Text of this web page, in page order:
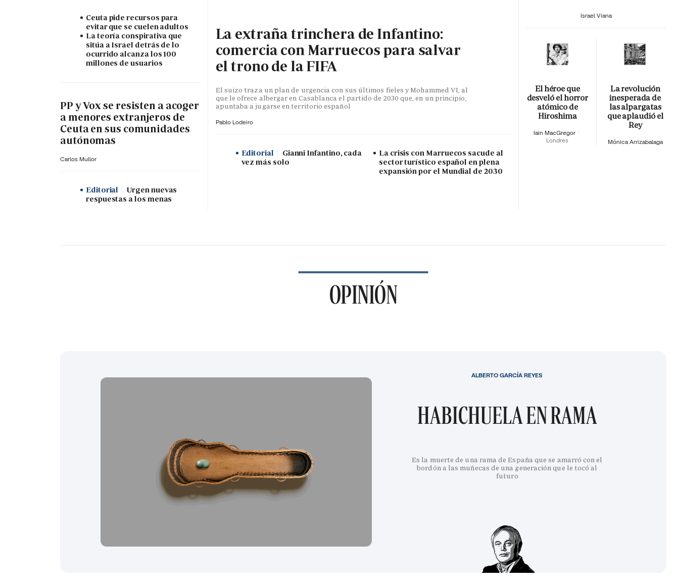
Ceuta pide recursos para
evitar que se cuelen adultos
La teoría conspirativa que
sitúa a Israel detrás de lo
ocurrido alcanza los 100
millones de usuarios
PP y Vox se resisten a acoger
a menores extranjeros de
Ceuta en sus comunidades
autónomas
Carlos Mullor
Editorial
Urgen nuevas
respuestas a los menas
La extraña trinchera de Infantino:
comercia con Marruecos para salvar
el trono de la FIFA
El suizo traza un plan de urgencia con sus últimos fieles y Mohammed VI, al
que le ofrece albergar en Casablanca el partido de 2030 que, en un principio,
apuntaba a jugarse en territorio español
Pablo Lodeiro
Editorial
Gianni Infantino, cada
vez más solo
La crisis con Marruecos sacude al
sector turístico español en plena
expansión por el Mundial de 2030
Israel Viana
El héroe que
desveló el horror
atómico de
Hiroshima
Iain MacGregor
Londres
La revolución
inesperada de
las alpargatas
que aplaudió el
Rey
Mónica Arrizabalaga
OPINIÓN
HABICHUELA EN RAMA
Es la muerte de una rama de España que se amarró con el
bordón a las muñecas de una generación que le tocó al
futuro
ALBERTO GARCÍA REYES